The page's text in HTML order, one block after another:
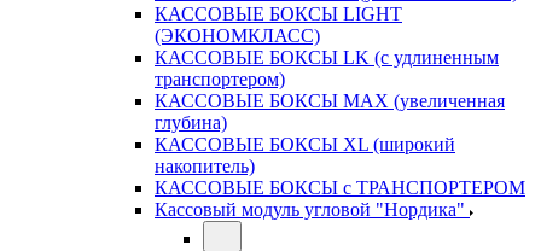
КАССОВЫЕ БОКСЫ LIGHT
(ЭКОНОМКЛАСС)
КАССОВЫЕ БОКСЫ LK (с удлиненным
транспортером)
КАССОВЫЕ БОКСЫ MAX (увеличенная
глубина)
КАССОВЫЕ БОКСЫ XL (широкий
накопитель)
КАССОВЫЕ БОКСЫ с ТРАНСПОРТЕРОМ
Кассовый модуль угловой "Нордика"